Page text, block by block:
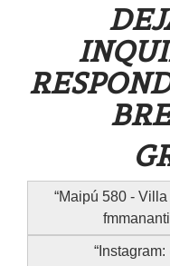
Maipú 580 -
Instagram: